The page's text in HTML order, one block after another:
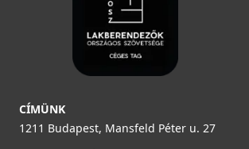
CÍMÜNK
1211 Budapest, Mansfeld Péter u. 27